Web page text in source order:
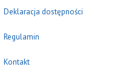
Deklaracja dostępności
Regulamin
Kontakt